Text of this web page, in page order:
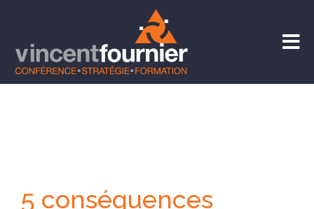
5 conséquences